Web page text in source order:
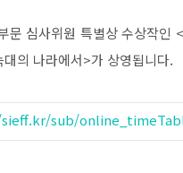
심사위원 특별상 수상작인
의 나라에서>가 상영됩니다.
sub/